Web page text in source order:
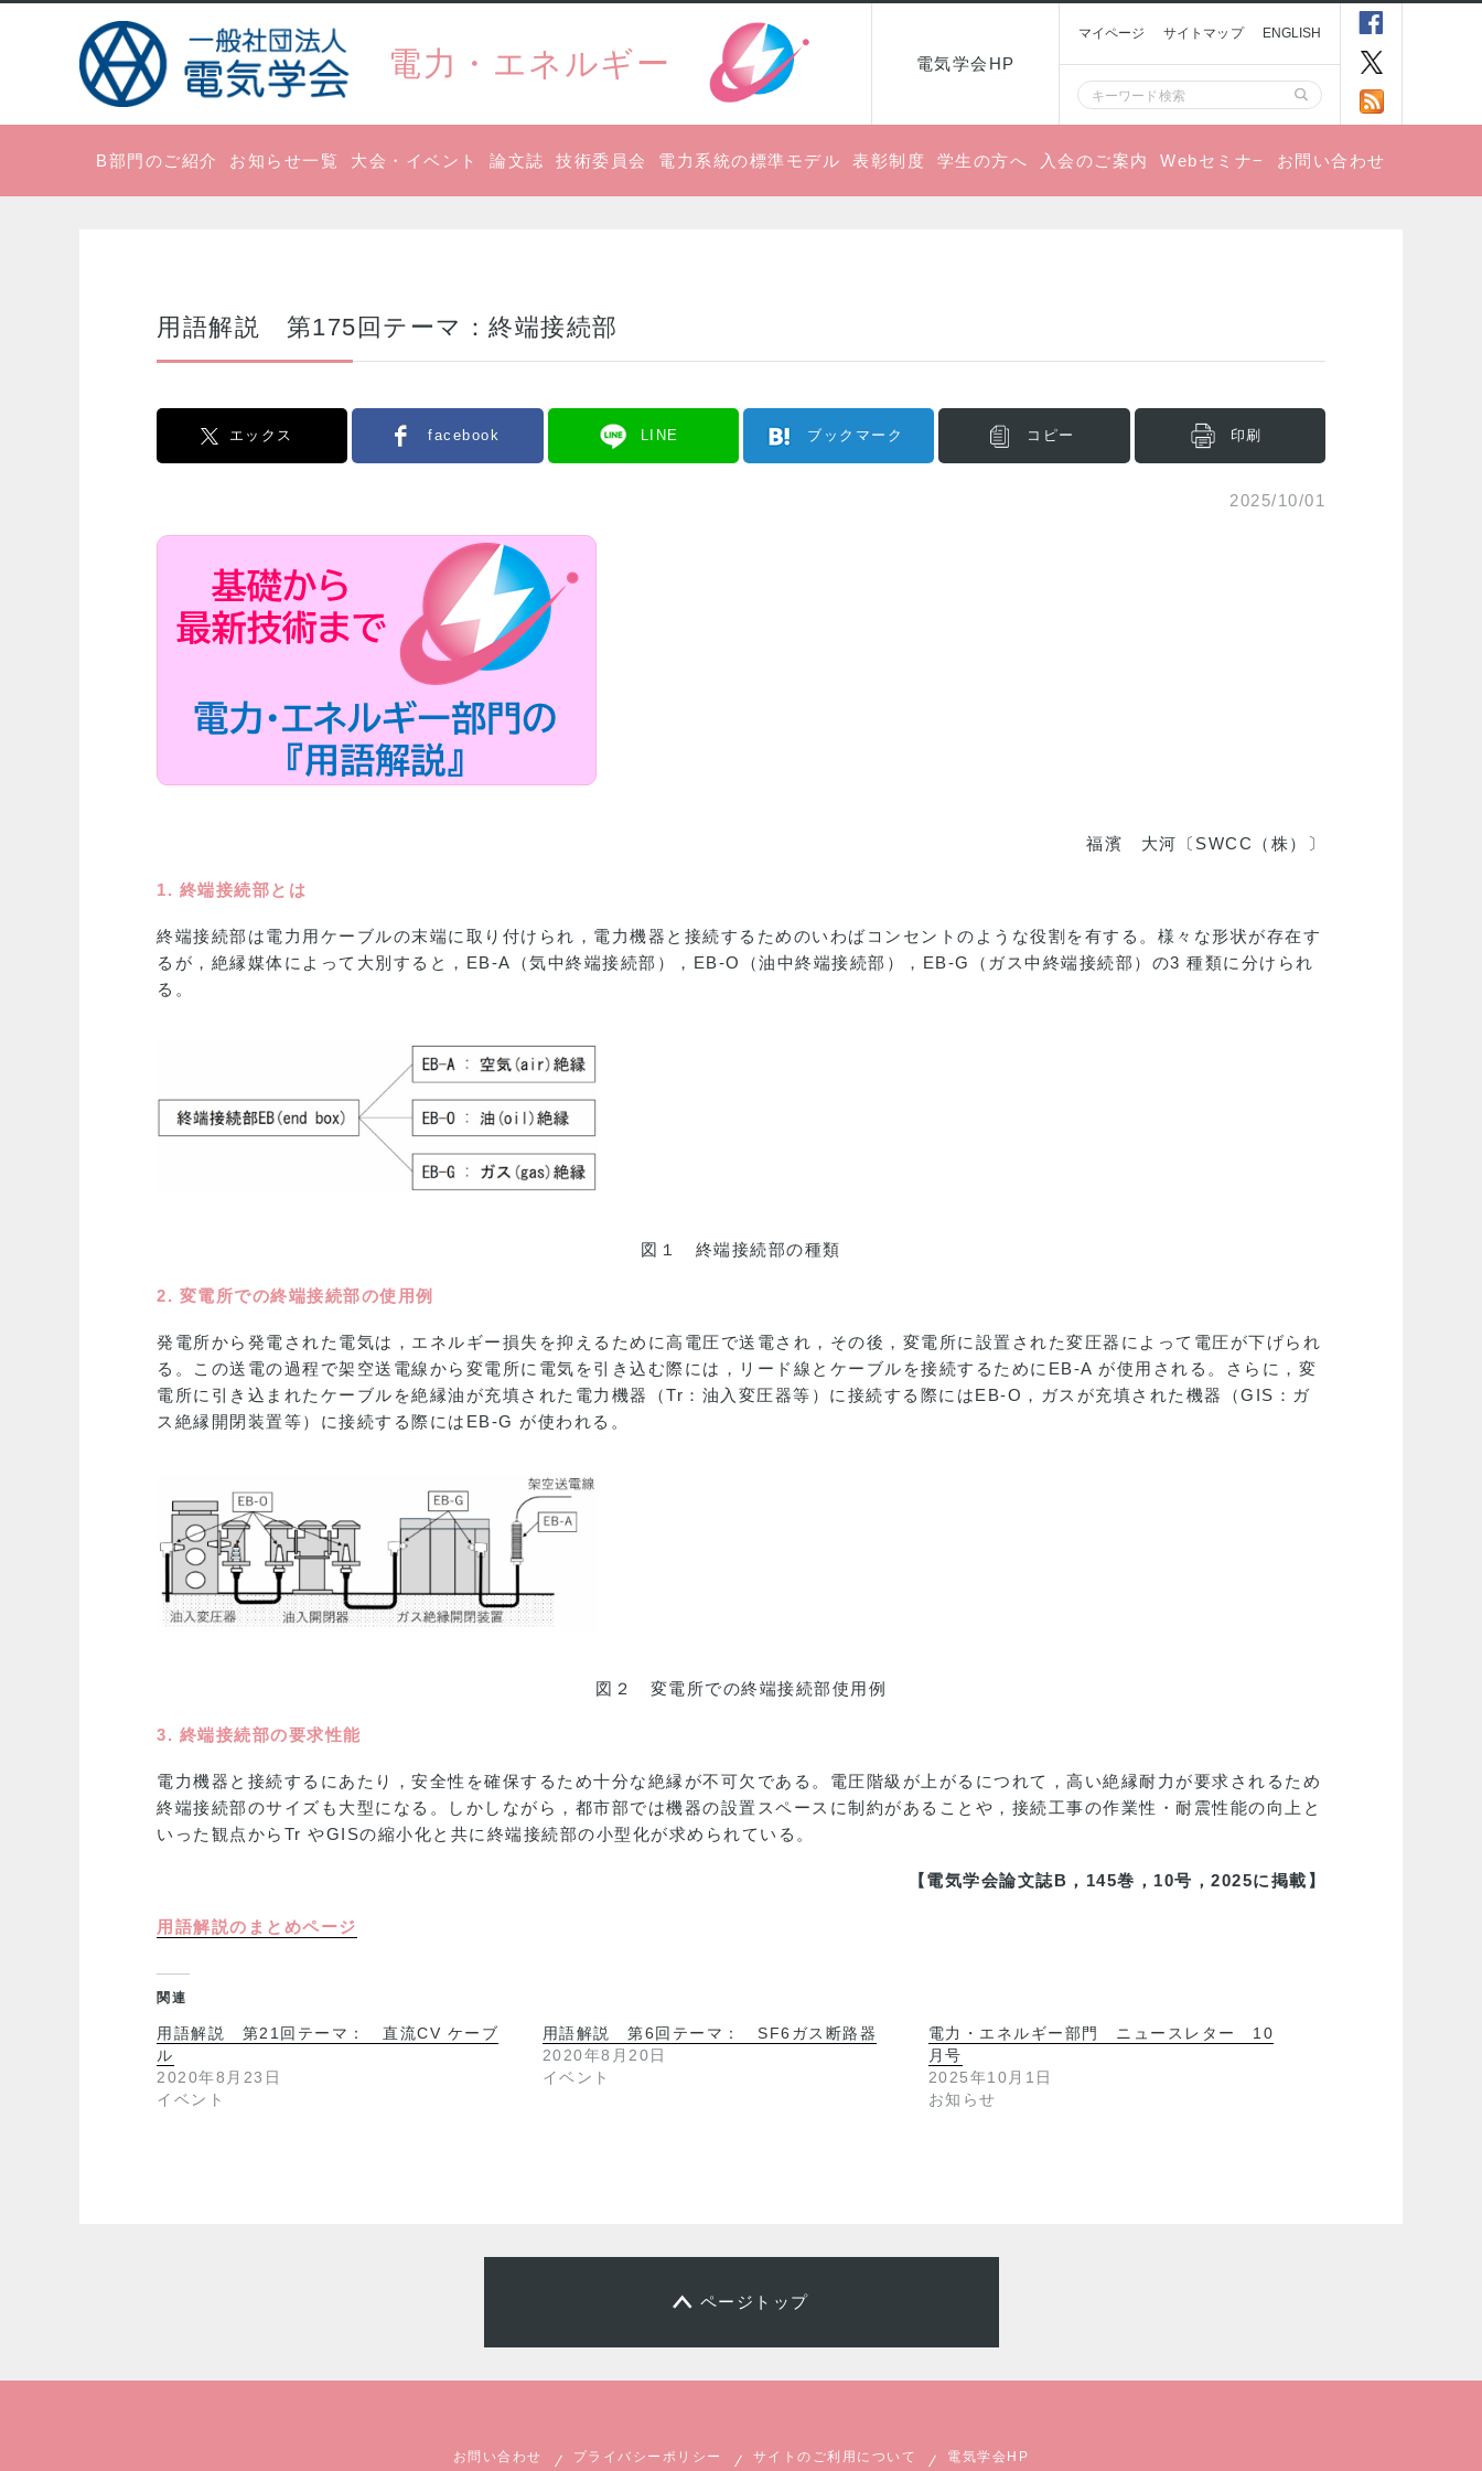
電力・エネルギー 電気学会HP
マイページ サイトマップ ENGLISH
B部門のご紹介 お知らせ一覧 大会・イベント 論文誌 技術委員会 電力系統の標準モデル 表彰制度 学生の方へ 入会のご案内 Webセミナ− お問い合わせ
用語解説 第175回テーマ：終端接続部
エックス facebook LINE ブックマーク コピー 印刷
2025/10/01
福濱 大河〔SWCC（株）〕
1. 終端接続部とは
終端接続部は電力用ケーブルの末端に取り付けられ，電力機器と接続するためのいわばコンセントのような役割を有する。様々な形状が存在す
るが，絶縁媒体によって大別すると，EB-A（気中終端接続部），EB-O（油中終端接続部），EB-G（ガス中終端接続部）の3 種類に分けられ
る。
図１ 終端接続部の種類
2. 変電所での終端接続部の使用例
発電所から発電された電気は，エネルギー損失を抑えるために高電圧で送電され，その後，変電所に設置された変圧器によって電圧が下げられ
る。この送電の過程で架空送電線から変電所に電気を引き込む際には，リード線とケーブルを接続するためにEB-A が使用される。さらに，変
電所に引き込まれたケーブルを絶縁油が充填された電力機器（Tr：油入変圧器等）に接続する際にはEB-O，ガスが充填された機器（GIS：ガ
ス絶縁開閉装置等）に接続する際にはEB-G が使われる。
図２ 変電所での終端接続部使用例
3. 終端接続部の要求性能
電力機器と接続するにあたり，安全性を確保するため十分な絶縁が不可欠である。電圧階級が上がるにつれて，高い絶縁耐力が要求されるため
終端接続部のサイズも大型になる。しかしながら，都市部では機器の設置スペースに制約があることや，接続工事の作業性・耐震性能の向上と
いった観点からTr やGISの縮小化と共に終端接続部の小型化が求められている。
【電気学会論文誌B，145巻，10号，2025に掲載】
用語解説のまとめページ
関連
用語解説 第21回テーマ： 直流CV ケーブ
ル
2020年8月23日
イベント
用語解説 第6回テーマ： SF6ガス断路器
2020年8月20日
イベント
電力・エネルギー部門 ニュースレター 10
月号
2025年10月1日
お知らせ
ページトップ
お問い合わせ プライバシーポリシー サイトのご利用について 電気学会HP